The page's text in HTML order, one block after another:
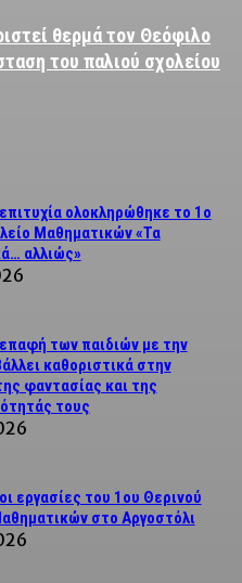
θερμά τον Θεόφιλο
του παλιού σχολείου
ολοκληρώθηκε το 1ο
Μαθηματικών «Τα
αλλιώς»
των παιδιών με την
καθοριστικά στην
φαντασίας και της
τους
εργασίες του 1ου Θερινού
στο Αργοστόλι